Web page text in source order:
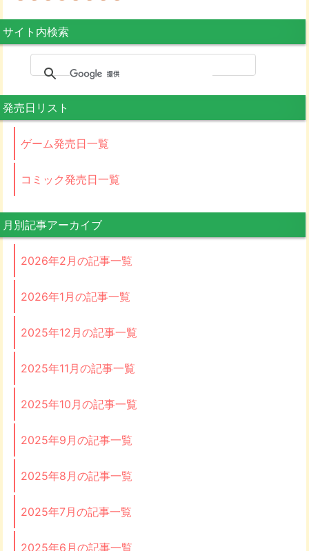
サイト内検索
発売日リスト
ゲーム発売日一覧
コミック発売日一覧
月別記事アーカイブ
2026年2月の記事一覧
2026年1月の記事一覧
2025年12月の記事一覧
2025年11月の記事一覧
2025年10月の記事一覧
2025年9月の記事一覧
2025年8月の記事一覧
2025年7月の記事一覧
2025年6月の記事一覧